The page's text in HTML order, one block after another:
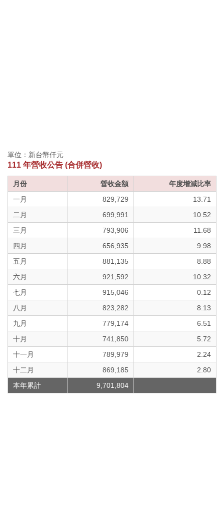
單位：新台幣仟元
111 年營收公告 (合併營收)
月份 營收金額
年度增減比率
一月
829,729
13.71
二月
699,991
10.52
三月
793,906
11.68
四月
656,935
9.98
五月
881,135
8.88
六月
921,592
10.32
七月
915,046
0.12
八月
823,282
8.13
九月
779,174
6.51
十月
741,850
5.72
十一月
789,979
2.24
十二月
869,185
2.80
本年累計
9,701,804